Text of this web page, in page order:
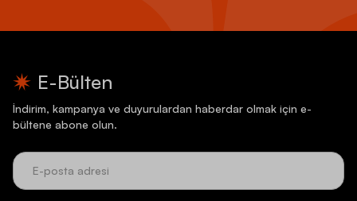
E-Bülten
İndirim, kampanya ve duyurulardan haberdar olmak için e-
bültene abone olun.